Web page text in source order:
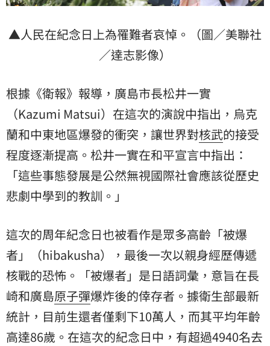
▲人民在紀念日上為罹難者哀悼。（圖／美聯社
／達志影像）
根據《衛報》報導，廣島市長松井一實
（Kazumi Matsui）在這次的演說中指出，烏克
蘭和中東地區爆發的衝突，讓世界對核武的接受
程度逐漸提高。松井一實在和平宣言中指出：
「這些事態發展是公然無視國際社會應該從歷史
悲劇中學到的教訓。」
這次的周年紀念日也被看作是眾多高齡「被爆
者」（hibakusha），最後一次以親身經歷傳遞
核戰的恐怖。「被爆者」是日語詞彙，意旨在長
崎和廣島原子彈爆炸後的倖存者。據衛生部最新
統計，目前生還者僅剩下10萬人，而其平均年齡
高達86歲。在這次的紀念日中，有超過4940名去